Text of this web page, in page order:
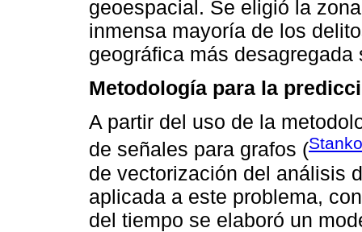
geoespacial. Se eligió la
inmensa mayoría de los
geográfica más
Metodología para la
A partir del uso de la
de señales para grafos (
de vectorización del análisis
aplicada a este problema,
del tiempo se elaboró un